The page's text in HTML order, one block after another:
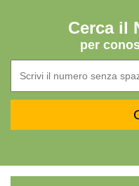
Cerca il
per